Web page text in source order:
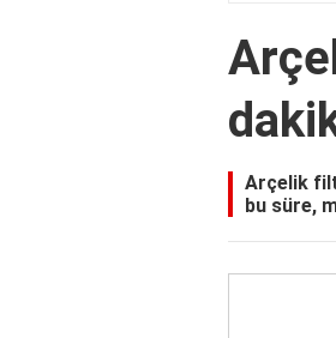
Arçelik
bu süre,